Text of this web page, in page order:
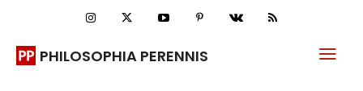
PHILOSOPHIA PERENNIS